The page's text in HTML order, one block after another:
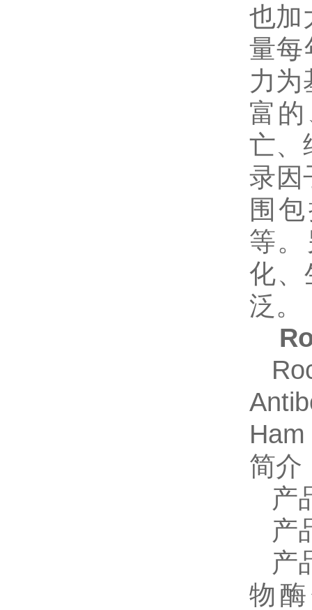
也加
量每
力为
富
亡、
录因
围
等
化、
泛。
简介
产
产
产
物